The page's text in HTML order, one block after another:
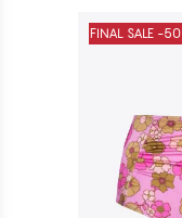
FINAL SALE -